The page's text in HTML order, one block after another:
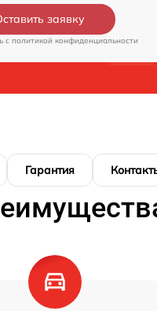
заявку
c политикой конфиденциальности
Гарантия